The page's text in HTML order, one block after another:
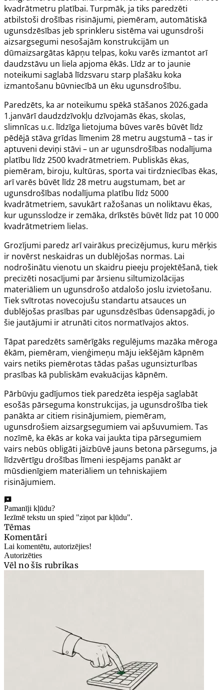
kvadrātmetru platībai. Turpmāk, ja tiks paredzēti
atbilstoši drošības risinājumi, piemēram, automātiskā
ugunsdzēsības jeb sprinkleru sistēma vai ugunsdroši
aizsargsegumi nesošajām konstrukcijām un
dūmaizsargātas kāpņu telpas, koku varēs izmantot arī
daudzstāvu un liela apjoma ēkās. Līdz ar to jaunie
noteikumi saglabā līdzsvaru starp plašāku koka
izmantošanu būvniecībā un ēku ugunsdrošību.
Paredzēts, ka ar noteikumu spēkā stāšanos 2026.gada
1.janvārī daudzdzīvokļu dzīvojamās ēkas, skolas,
slimnīcas u.c. līdzīga lietojuma būves varēs būvēt līdz
pēdējā stāva grīdas līmenim 28 metru augstumā – tas ir
aptuveni deviņi stāvi – un ar ugunsdrošības nodalījuma
platību līdz 2500 kvadrātmetriem. Publiskās ēkas,
piemēram, biroju, kultūras, sporta vai tirdzniecības ēkas,
arī varēs būvēt līdz 28 metru augstumam, bet ar
ugunsdrošības nodalījuma platību līdz 5000
kvadrātmetriem, savukārt ražošanas un noliktavu ēkas,
kur ugunsslodze ir zemāka, drīkstēs būvēt līdz pat 10 000
kvadrātmetriem lielas.
Grozījumi paredz arī vairākus precizējumus, kuru mērķis
ir novērst neskaidras un dublējošas normas. Lai
nodrošinātu vienotu un skaidru pieeju projektēšanā, tiek
precizēti nosacījumi par ārsienu siltumizolācijas
materiāliem un ugunsdrošo atdalošo joslu izvietošanu.
Tiek svītrotas novecojušu standartu atsauces un
dublējošas prasības par ugunsdzēsības ūdensapgādi, jo
šie jautājumi ir atrunāti citos normatīvajos aktos.
Tāpat paredzēts samērīgāks regulējums mazāka mēroga
ēkām, piemēram, vienģimeņu māju iekšējām kāpnēm
vairs netiks piemērotas tādas pašas ugunsizturības
prasības kā publiskām evakuācijas kāpnēm.
Pārbūvju gadījumos tiek paredzēta iespēja saglabāt
esošās pārseguma konstrukcijas, ja ugunsdrošība tiek
panākta ar citiem risinājumiem, piemēram,
ugunsdrošiem aizsargsegumiem vai apšuvumiem. Tas
nozīmē, ka ēkās ar koka vai jaukta tipa pārsegumiem
vairs nebūs obligāti jāizbūvē jauns betona pārsegums, ja
līdzvērtīgu drošības līmeni iespējams panākt ar
mūsdienīgiem materiāliem un tehniskajiem
risinājumiem.
Pamanīji kļūdu?
Iezīmē tekstu un spied "ziņot par kļūdu".
Tēmas
Komentāri
Lai komentētu, autorizējies!
Autorizēties
Vēl no šīs rubrikas